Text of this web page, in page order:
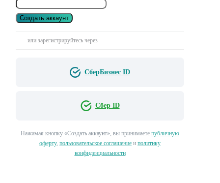
Создать аккаунт
или зарегистрируйтесь через
СберБизнес ID
Сбер ID
Нажимая кнопку «Создать аккаунт», вы принимаете публичную
оферту, пользовательское соглашение и политику
конфиденциальности